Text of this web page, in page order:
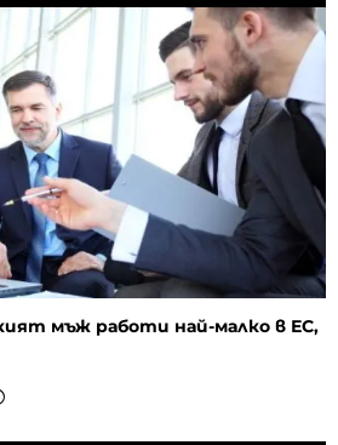
мъж работи най-малко в ЕС,